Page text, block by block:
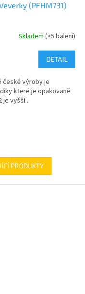
(PFHM731)
Skladem (>5 balení)
DETAIL
české výroby je
které je opakovaně
je vyšší...
PRODUKTY